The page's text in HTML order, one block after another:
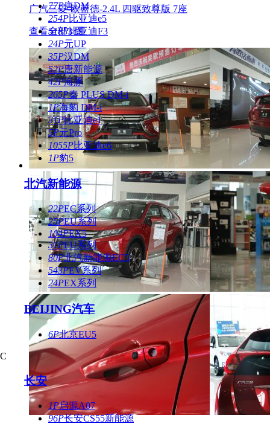
77P唐DM
254P比亚迪e5
518P比亚迪F3
24P元UP
35P汉DM
52P唐新能源
42P海豚
265P秦 PLUS DM-i
1P海豹 DM-i
31P比亚迪e1
5P元Pro
1055P比亚迪e6
1P豹5
北汽新能源
22PEC系列
25PEU系列
104PEX5
31PEU系列
80P北汽新能源EC5
543PEV系列
24PEX系列
BEIJING汽车
6P北京EU5
C
长安
1P启源A07
96P长安CS55新能源
广汽三菱-欧蓝德-2.4L 四驱致尊版 7座
查看全部3 图